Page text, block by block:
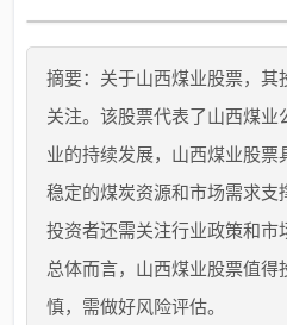
摘要：关于山西煤业股票，其
关注。该股票代表了山西煤业
业的持续发展，山西煤业股票
稳定的煤炭资源和市场需求支
投资者还需关注行业政策和市
总体而言，山西煤业股票值得
慎，需做好风险评估。